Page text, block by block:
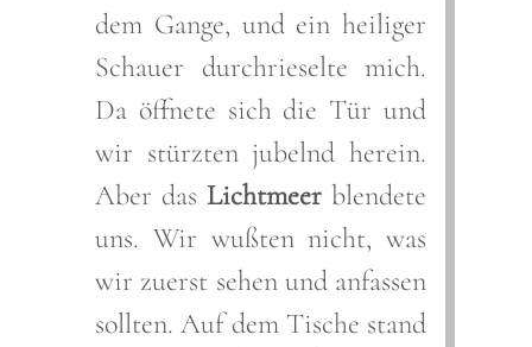
dem Gange, und ein heiliger
Schauer durchrieselte mich.
Da öffnete sich die Tür und
wir stürzten jubelnd herein.
Aber das Lichtmeer blendete
uns. Wir wußten nicht, was
wir zuerst sehen und anfassen
sollten. Auf dem Tische stand